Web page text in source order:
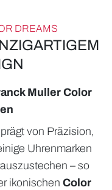
DREAMS
Muller Color
von Präzision,
Uhrenmarken
– so
ikonischen Color